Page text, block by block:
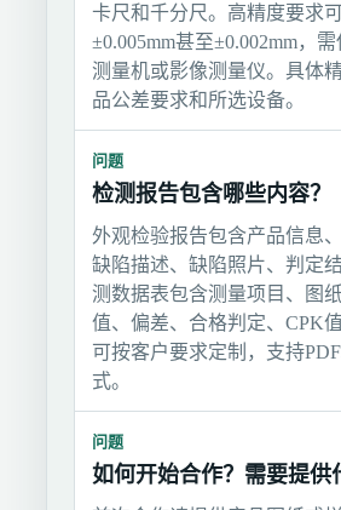
卡尺和千分尺。高精度要求
±0.005mm甚至±0.002mm，
测量机或影像测量仪。具体
品公差要求和所选设备。
问题
检测报告包含哪些内容？
外观检验报告包含产品信息
缺陷描述、缺陷照片、判定
测数据表包含测量项目、图
值、偏差、合格判定、CPK
可按客户要求定制，支持
式。
问题
如何开始合作？需要提供